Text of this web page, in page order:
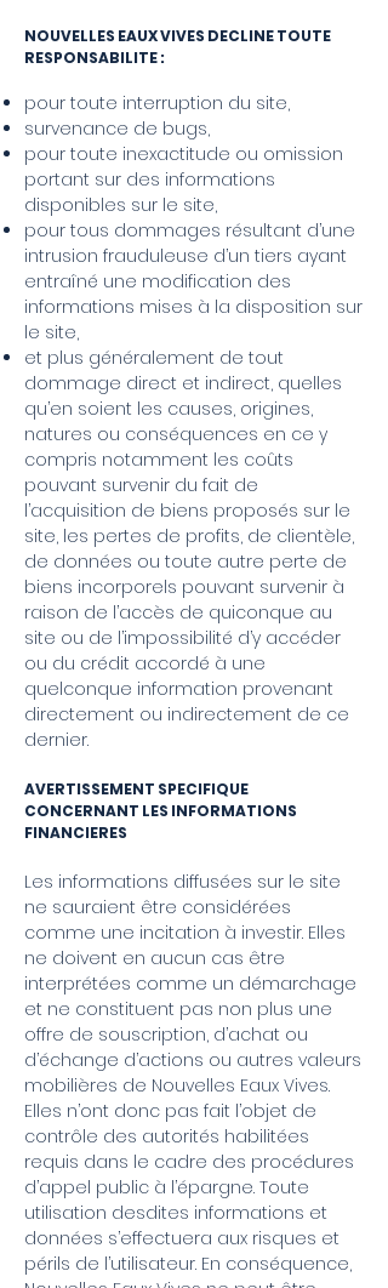
NOUVELLES EAUX VIVES DECLINE TOUTE
RESPONSABILITE :
pour toute interruption du site,
survenance de bugs,
pour toute inexactitude ou omission
portant sur des informations
disponibles sur le site,
pour tous dommages résultant d’une
intrusion frauduleuse d’un tiers ayant
entraîné une modification des
informations mises à la disposition sur
le site,
et plus généralement de tout
dommage direct et indirect, quelles
qu’en soient les causes, origines,
natures ou conséquences en ce y
compris notamment les coûts
pouvant survenir du fait de
l’acquisition de biens proposés sur le
site, les pertes de profits, de clientèle,
de données ou toute autre perte de
biens incorporels pouvant survenir à
raison de l’accès de quiconque au
site ou de l’impossibilité d’y accéder
ou du crédit accordé à une
quelconque information provenant
directement ou indirectement de ce
dernier.
AVERTISSEMENT SPECIFIQUE
CONCERNANT LES INFORMATIONS
FINANCIERES
Les informations diffusées sur le site
ne sauraient être considérées
comme une incitation à investir. Elles
ne doivent en aucun cas être
interprétées comme un démarchage
et ne constituent pas non plus une
offre de souscription, d’achat ou
d’échange d’actions ou autres valeurs
mobilières de Nouvelles Eaux Vives.
Elles n’ont donc pas fait l’objet de
contrôle des autorités habilitées
requis dans le cadre des procédures
d’appel public à l’épargne. Toute
utilisation desdites informations et
données s’effectuera aux risques et
périls de l’utilisateur. En conséquence,